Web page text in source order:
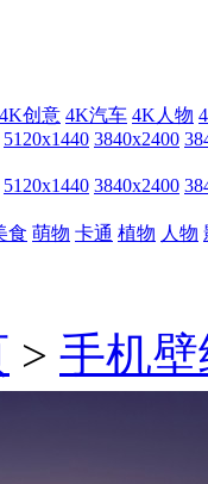
4K创意 4K汽车 4K人物
5120x1440 3840x2400
5120x1440 3840x2400
食 萌物 卡通 植物 人物
> 手机